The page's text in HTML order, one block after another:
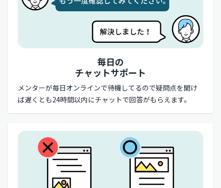
毎日の
チャットサポート
メンターが毎日オンラインで待機してるので疑問点を聞け
ば遅くとも24時間以内にチャットで回答がもらえます。